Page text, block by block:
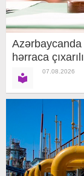
Azərbaycanda
hərraca
07.08.2026